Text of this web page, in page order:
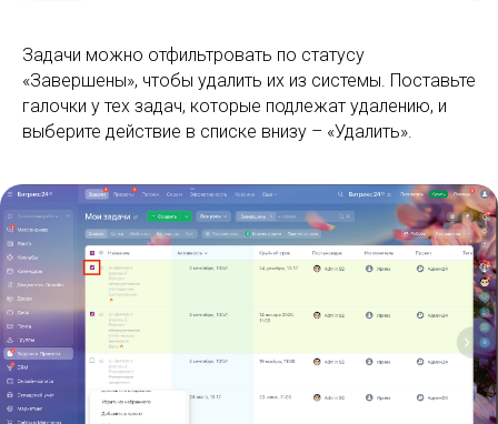
Задачи можно отфильтровать по статусу
«Завершены», чтобы удалить их из системы. Поставьте
галочки у тех задач, которые подлежат удалению, и
выберите действие в списке внизу – «Удалить».